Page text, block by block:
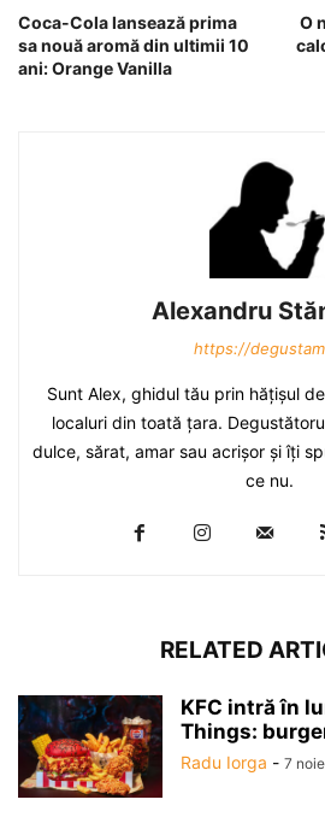
Coca-Cola lansează prima
sa nouă aromă din ultimii 10
ani: Orange Vanilla
O
Alexandru
https://
Sunt Alex, ghidul tău prin hăţişul
localuri din toată ţara.
dulce, sărat, amar sau acrişor şi îţi
ce nu.
RELATED
KFC intră în
Things:
Radu Iorga - 7